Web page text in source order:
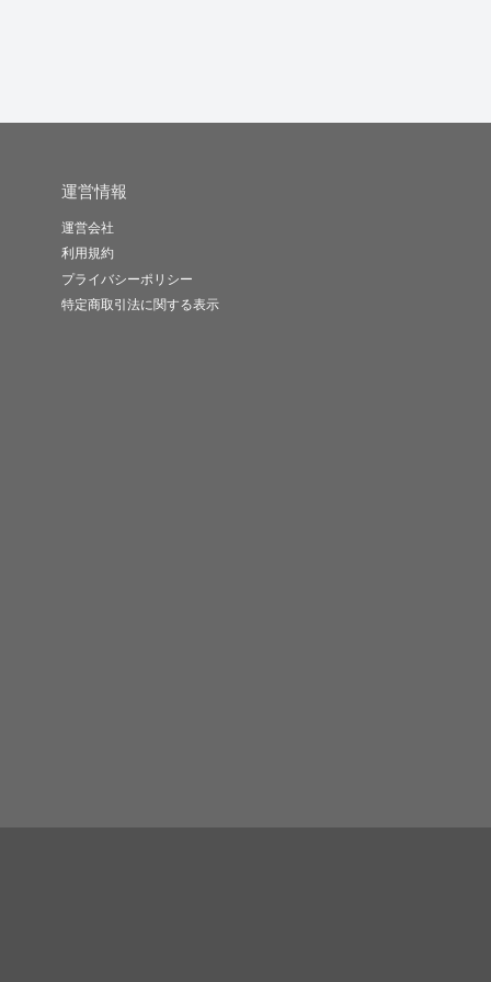
運営情報
運営会社
利用規約
プライバシーポリシー
特定商取引法に関する表示